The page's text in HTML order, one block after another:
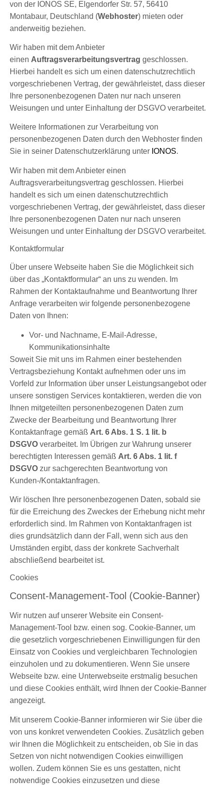
von der IONOS SE, Elgendorfer Str. 57, 56410
Montabaur, Deutschland (Webhoster) mieten oder
anderweitig beziehen.
Wir haben mit dem Anbieter
einen Auftragsverarbeitungsvertrag geschlossen.
Hierbei handelt es sich um einen datenschutzrechtlich
vorgeschriebenen Vertrag, der gewährleistet, dass dieser
Ihre personenbezogenen Daten nur nach unseren
Weisungen und unter Einhaltung der DSGVO verarbeitet.
Weitere Informationen zur Verarbeitung von
personenbezogenen Daten durch den Webhoster finden
Sie in seiner Datenschutzerklärung unter IONOS.
Wir haben mit dem Anbieter einen
Auftragsverarbeitungsvertrag geschlossen. Hierbei
handelt es sich um einen datenschutzrechtlich
vorgeschriebenen Vertrag, der gewährleistet, dass dieser
Ihre personenbezogenen Daten nur nach unseren
Weisungen und unter Einhaltung der DSGVO verarbeitet.
Kontaktformular
Über unsere Webseite haben Sie die Möglichkeit sich
über das „Kontaktformular“ an uns zu wenden. Im
Rahmen der Kontaktaufnahme und Beantwortung Ihrer
Anfrage verarbeiten wir folgende personenbezogene
Daten von Ihnen:
Vor- und Nachname, E-Mail-Adresse,
Kommunikationsinhalte
Soweit Sie mit uns im Rahmen einer bestehenden
Vertragsbeziehung Kontakt aufnehmen oder uns im
Vorfeld zur Information über unser Leistungsangebot oder
unsere sonstigen Services kontaktieren, werden die von
Ihnen mitgeteilten personenbezogenen Daten zum
Zwecke der Bearbeitung und Beantwortung Ihrer
Kontaktanfrage gemäß Art. 6 Abs. 1 S. 1 lit. b
DSGVO verarbeitet. Im Übrigen zur Wahrung unserer
berechtigten Interessen gemäß Art. 6 Abs. 1 lit. f
DSGVO zur sachgerechten Beantwortung von
Kunden-/Kontaktanfragen.
Wir löschen Ihre personenbezogenen Daten, sobald sie
für die Erreichung des Zweckes der Erhebung nicht mehr
erforderlich sind. Im Rahmen von Kontaktanfragen ist
dies grundsätzlich dann der Fall, wenn sich aus den
Umständen ergibt, dass der konkrete Sachverhalt
abschließend bearbeitet ist.
Cookies
Consent-Management-Tool (Cookie-Banner)
Wir nutzen auf unserer Website ein Consent-
Management-Tool bzw. einen sog. Cookie-Banner, um
die gesetzlich vorgeschriebenen Einwilligungen für den
Einsatz von Cookies und vergleichbaren Technologien
einzuholen und zu dokumentieren. Wenn Sie unsere
Webseite bzw. eine Unterwebseite erstmalig besuchen
und diese Cookies enthält, wird Ihnen der Cookie-Banner
angezeigt.
Mit unserem Cookie-Banner informieren wir Sie über die
von uns konkret verwendeten Cookies. Zusätzlich geben
wir Ihnen die Möglichkeit zu entscheiden, ob Sie in das
Setzen von nicht notwendigen Cookies einwilligen
wollen. Zudem können Sie es uns gestatten, nicht
notwendige Cookies einzusetzen und diese